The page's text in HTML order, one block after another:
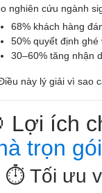
nghiên cứu ngành
68% khách hàng
50% quyết định
30–60% tăng nhận
này lý giải vì sao
Lợi ích
trọn gói
⏱️ Tối ưu